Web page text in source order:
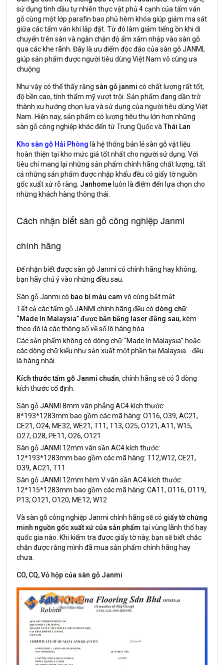
sử dụng tinh dầu tự nhiên thực vật phủ 4 cạnh của tấm ván
gỗ cùng một lớp parafin bao phủ hèm khóa giúp giảm ma sát
giữa các tấm ván khi lắp đặt. Từ đó làm giảm tiếng ồn khi di
chuyển trên sàn và ngăn chặn độ ẩm xâm nhập vào sàn gỗ
qua các khe rãnh. Đây là ưu điểm độc đáo của sàn gỗ JANMI,
giúp sản phẩm được người tiêu dùng Việt Nam vô cùng ưa
chuộng
Như vậy có thể thấy rằng sàn gỗ janmi có chất lượng rất tốt,
độ bền cao, tính thẩm mỹ vượt trội. Sản phẩm đang dần trở
thành xu hướng chọn lựa và sử dụng của người tiêu dùng Việt
Nam. Hiện nay, sản phẩm có lượng tiêu thụ lớn hơn những
sàn gỗ công nghiệp khác đến từ Trung Quốc vàThái Lan
Kho sàn gỗ Hải Phòng là hệ thống bán lẻ sàn gỗ vật liệu
hoàn thiện tại kho mức giá tốt nhất cho người sử dụng. Với
tiêu chí mang lại những sản phẩm chính hãng chất lượng, tất
cả những sản phẩm được nhập khẩu đều có giấy tờ nguồn
gốc xuất xứ rõ ràng. Janhome luôn là điểm đến lựa chọn cho
những khách hàng thông thái.
Cách nhận biết sàn gỗ công nghiệp Janmi
chính hãng
Để nhận biết được sàn gỗ Janmi có chính hãng hay không,
bạn hãy chú ý vào những điều sau:
Sàn gỗ Janmi có bao bì màu cam vô cùng bắt mắt
Tất cả các tấm gỗ JANMI chính hãng đều có dòng chữ
“Made In Malaysia” được bắn bằng laser đằng sau, kèm
theo đó là các thông số về số lô hàng hóa.
Các sản phẩm không có dòng chữ “Made In Malaysia” hoặc
các dòng chữ kiểu như sản xuất một phần tại Malaysia… đều
là hàng nhái.
Kích thước tấm gỗ Janmi chuẩn, chính hãng sẽ có 3 dòng
kích thước cố định:
Sàn gỗ JANMI 8mm vân phẳng AC4 kích thước:
8*193*1283mm bao gồm các mã hàng: O116, O39, AC21,
CE21, O24, ME32, WE21, T11, T13, O25, O121, A11, W15,
O27, O28, PE11, O26, O121
Sàn gỗ JANMI 12mm vân sần AC4 kích thước:
12*193*1283mm bao gồm các mã hàng: T12,W12, CE21,
O39, AC21, T11.
Sàn gỗ JANMI 12mm hèm V vân sần AC4 kích thước:
12*115*1283mm bao gồm các mã hàng: CA11, O116, O119,
P13, O121, O120, ME12, W12
Và sàn gỗ công nghiệp Janmi chính hãng sẽ có giấy tờ chứng
minh nguồn gốc xuất xứ của sản phẩm tại vùng lãnh thổ hay
quốc gia nào. Khi kiểm tra được giấy tờ này, bạn sẽ biết chắc
chắn được rằng mình đã mua sản phẩm chính hãng hay
chưa.
CO, CQ, Vỏ hộp của sàn gỗ Janmi